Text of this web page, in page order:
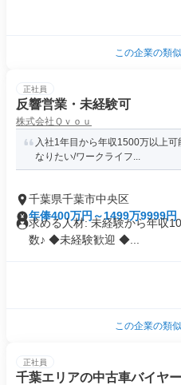
この企業の類
正社員
反響営業・未経験可
株式会社Ｑｖｏｕ
入社1年目から年収1500万以上
なりたい/ワークライフ...
千葉県千葉市中央区
年俸400万円～1499万9999円
求める人材: 未経験から年収
数♪ ◆未経験歓迎 ◆...
この企業の類
正社員
千葉エリアの中古車バイヤー